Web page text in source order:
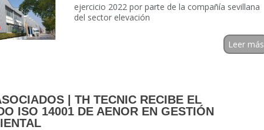
ejercicio 2022 por parte de la compañía sevillana
del sector elevación
Leer más
| TH TECNIC RECIBE EL
ISO 14001 DE AENOR EN GESTIÓN